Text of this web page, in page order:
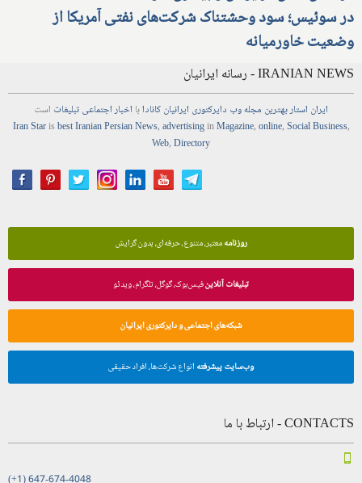
در سوئیس؛ سود وحشتناک شرکت‌های نفتی آمریکا از
وضعیت خاورمیانه
IRANIAN NEWS - رسانه ایرانیان
ایران استاربهترین مجلهوب دایرکتوری ایرانیان کانادابا اخباراجتماعیتبلیغات است
Iran Starisbest Iranian PersianNews,advertisinginMagazine,online,Social Business,
Web,Directory
روزنامهمعتبر، متنوع، حرفه‌ای، بدون گرایش
تبلیغات آنلاینفیس‌بوک، گوگل، تلگرام، ویدئو
شبکه‌های اجتماعی و دایرکتوری ایرانیان
وب‌سایت پیشرفته انواع شرکت‌ها، افراد حقیقی
CONTACTS - ارتباط با ما